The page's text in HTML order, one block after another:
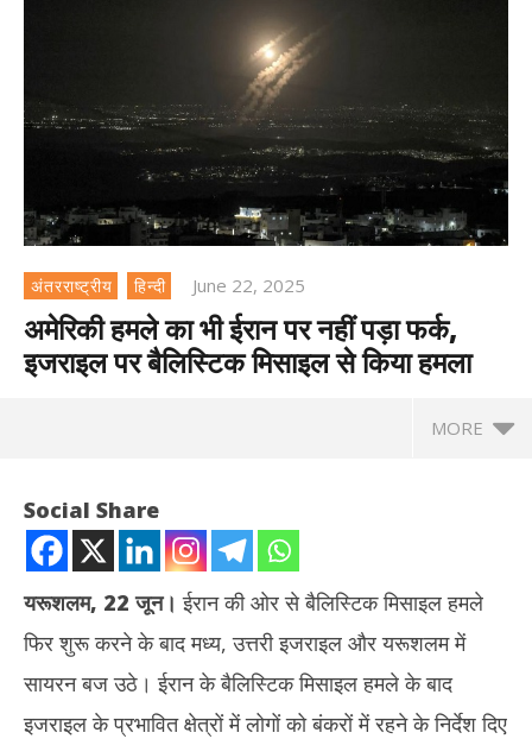
अंतरराष्ट्रीय हिन्दी June 22, 2025
अमेरिकी हमले का भी ईरान पर नहीं पड़ा फर्क,
इजराइल पर बैलिस्टिक मिसाइल से किया हमला
MORE
Social Share
यरूशलम, 22 जून। ईरान की ओर से बैलिस्टिक मिसाइल हमले
फिर शुरू करने के बाद मध्य, उत्तरी इजराइल और यरूशलम में
सायरन बज उठे। ईरान के बैलिस्टिक मिसाइल हमले के बाद
इजराइल के प्रभावित क्षेत्रों में लोगों को बंकरों में रहने के निर्देश दिए